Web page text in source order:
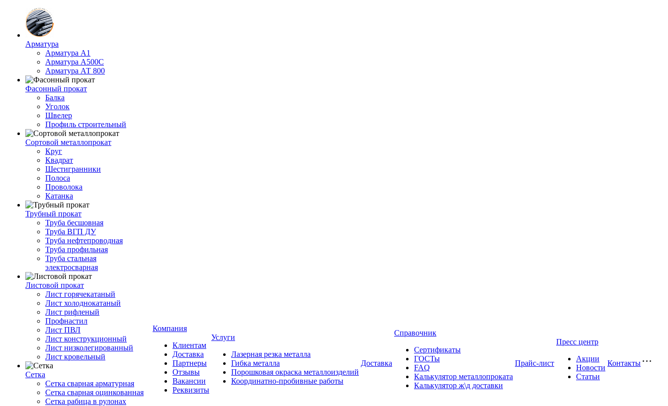
Арматура
Арматура А1
Арматура А500С
Арматура АТ 800
Фасонный прокат
Балка
Уголок
Швелер
Профиль строительный
Сортовой металлопрокат
Круг
Квадрат
Шестигранники
Полоса
Проволока
Катанка
Трубный прокат
Труба бесшовная
Труба ВГП ДУ
Труба нефтепроводная
Труба профильная
Труба стальная
электросварная
Листовой прокат
Лист горячекатаный
Лист холоднокатаный
Лист рифленый
Профнастил
Лист ПВЛ
Лист конструкционный
Лист низколегированный
Лист кровельный
Сетка
Сетка сварная арматурная
Сетка сварная оцинкованная
Сетка рабица в рулонах
Компания
Клиентам
Доставка
Партнеры
Отзывы
Вакансии
Реквизиты
Услуги
Лазерная резка металла
Гибка металла
Порошковая окраска металлоизделий
Координатно-пробивные работы
Доставка
Справочник
Сертификаты
ГОСТы
FAQ
Калькулятор металлопроката
Калькулятор ж\д доставки
Прайс-лист
Пресс центр
Акции
Новости
Статьи
Контакты